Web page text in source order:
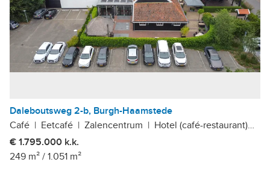
Daleboutsweg 2-b, Burgh-Haamstede
Café | Eetcafé | Zalencentrum | Hotel (café-restaurant) |
€ 1.795.000 k.k.
249 m² / 1.051 m²